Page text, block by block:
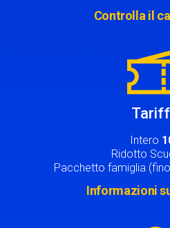
Controlla il
Intero
Ridotto
Pacchetto famiglia
Informazioni